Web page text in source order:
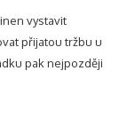
vystavit
přijatou tržbu u
pak nejpozději